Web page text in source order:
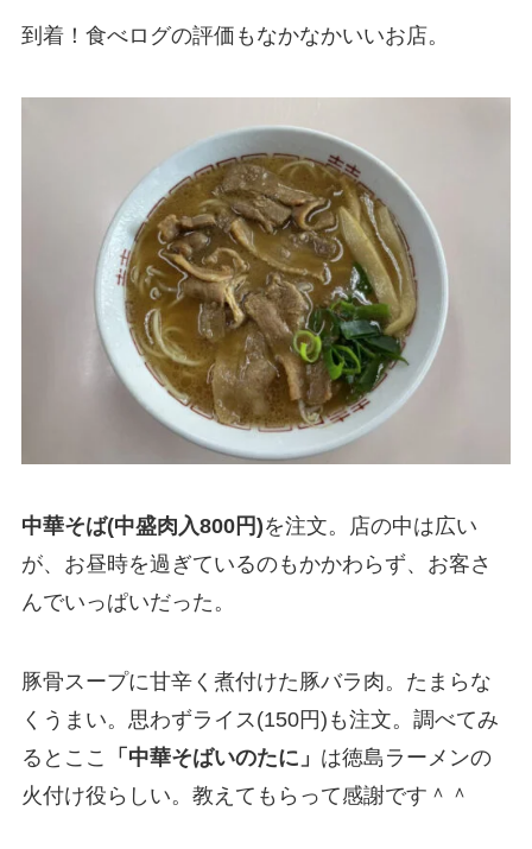
到着！食べログの評価もなかなかいいお店。
中華そば(中盛肉入800円)を注文。店の中は広い
が、お昼時を過ぎているのもかかわらず、お客さ
んでいっぱいだった。
豚骨スープに甘辛く煮付けた豚バラ肉。たまらな
くうまい。思わずライス(150円)も注文。調べてみ
るとここ
「中華そばいのたに」 は徳島ラーメンの
火付け役らしい。教えてもらって感謝です＾＾